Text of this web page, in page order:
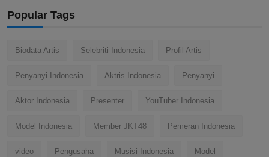
Popular Tags
Biodata Artis Selebriti Indonesia Profil Artis
Penyanyi Indonesia Aktris Indonesia Penyanyi
Aktor Indonesia Presenter YouTuber Indonesia
Model Indonesia Member JKT48 Pemeran Indonesia
video Pengusaha Musisi Indonesia Model